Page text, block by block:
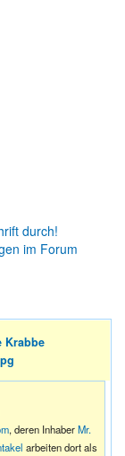
durch!
im Forum
Krabbe
, deren InhaberMr.
arbeiten dort als